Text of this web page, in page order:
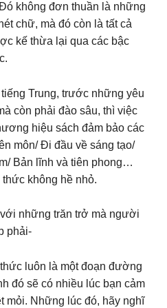
không đơn thuần là những
chữ, mà đó còn là tất cả
kế thừa lại qua các bậc
Trung, trước những yêu
còn phải đào sâu, thì việc
hiệu sách đảm bảo các
môn/ Đi đầu về sáng tạo/
Bản lĩnh và tiên phong…
không hề nhỏ.
những trăn trở mà người
phải-
luôn là một đoạn đường
đó sẽ có nhiều lúc bạn cảm
mỏi. Những lúc đó, hãy nghĩ